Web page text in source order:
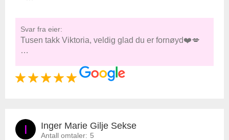
Svar fra eier:
Tusen takk Viktoria, veldig glad du er fornøyd❤️💋
…
I Inger Marie Gilje Sekse
Antall omtaler: 5